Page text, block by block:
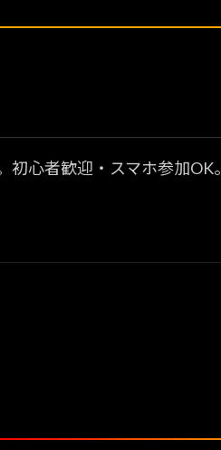
心者歓迎・スマホ参加OK。